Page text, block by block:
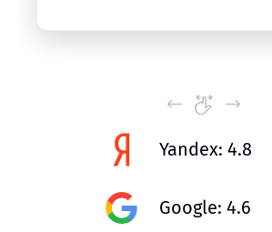
Yandex: 4.8
Google: 4.6